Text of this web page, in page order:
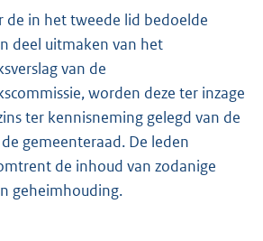
de in het tweede lid bedoelde
deel uitmaken van het
van de
worden deze ter inzage
ter kennisneming gelegd van de
gemeenteraad. De leden
de inhoud van zodanige
geheimhouding.